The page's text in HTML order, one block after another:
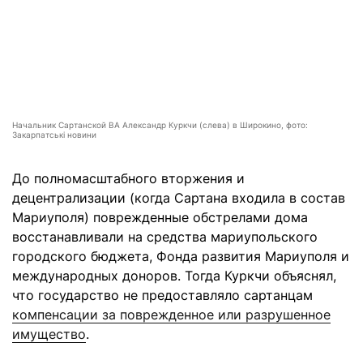
Начальник Сартанской ВА Александр Куркчи (слева) в Широкино, фото:
Закарпатські новини
До полномасштабного вторжения и
децентрализации (когда Сартана входила в состав
Мариуполя) поврежденные обстрелами дома
восстанавливали на средства мариупольского
городского бюджета, Фонда развития Мариуполя и
международных доноров. Тогда Куркчи объяснял,
что государство не предоставляло сартанцам
компенсации за поврежденное или разрушенное
имущество.